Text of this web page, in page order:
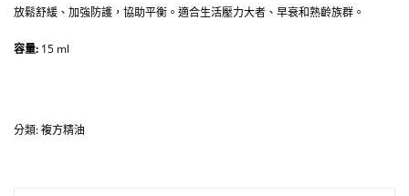
放鬆舒緩、加強防護，協助平衡。適合生活壓力大者、早衰和熟齡族群。
容量: 15 ml
分類:複方精油